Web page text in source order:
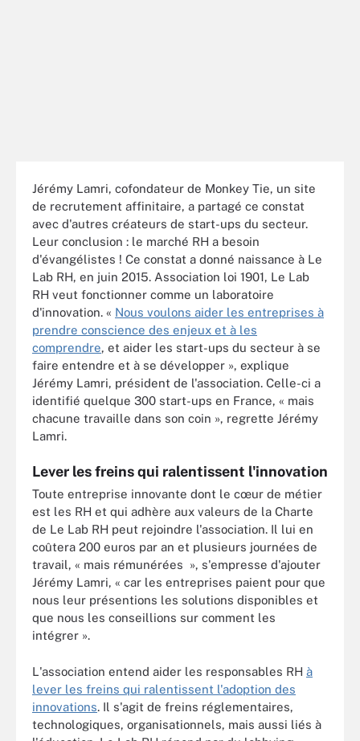
Jérémy Lamri, cofondateur de Monkey Tie, un site
de recrutement affinitaire, a partagé ce constat
avec d'autres créateurs de start-ups du secteur.
Leur conclusion : le marché RH a besoin
d'évangélistes ! Ce constat a donné naissance à Le
Lab RH, en juin 2015. Association loi 1901, Le Lab
RH veut fonctionner comme un laboratoire
d'innovation. « Nous voulons aider les entreprises à
prendre conscience des enjeux et à les
comprendre, et aider les start-ups du secteur à se
faire entendre et à se développer », explique
Jérémy Lamri, président de l'association. Celle-ci a
identifié quelque 300 start-ups en France, « mais
chacune travaille dans son coin », regrette Jérémy
Lamri.
Lever les freins qui ralentissent l'innovation
Toute entreprise innovante dont le cœur de métier
est les RH et qui adhère aux valeurs de la Charte
de Le Lab RH peut rejoindre l'association. Il lui en
coûtera 200 euros par an et plusieurs journées de
travail, « mais rémunérées », s'empresse d'ajouter
Jérémy Lamri, « car les entreprises paient pour que
nous leur présentions les solutions disponibles et
que nous les conseillions sur comment les
intégrer ».
L'association entend aider les responsables RH à
lever les freins qui ralentissent l'adoption des
innovations. Il s'agit de freins réglementaires,
technologiques, organisationnels, mais aussi liés à